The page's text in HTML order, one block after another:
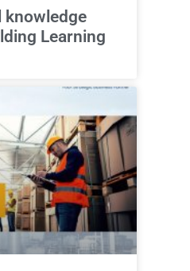
knowledge
Learning